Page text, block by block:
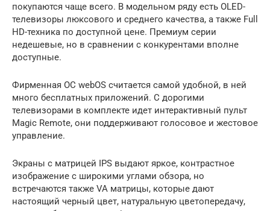
покупаются чаще всего. В модельном ряду есть OLED-
телевизоры люксового и среднего качества, а также Full
HD-техника по доступной цене. Премиум серии
недешевые, но в сравнении с конкурентами вполне
доступные.
Фирменная ОС webOS считается самой удобной, в ней
много бесплатных приложений. С дорогими
телевизорами в комплекте идет интерактивный пульт
Magic Remote, они поддерживают голосовое и жестовое
управление.
Экраны с матрицей IPS выдают яркое, контрастное
изображение с широкими углами обзора, но
встречаются также VA матрицы, которые дают
настоящий черный цвет, натуральную цветопередачу,